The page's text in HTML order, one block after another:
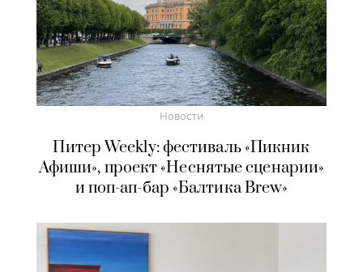
Новости
Питер Weekly: фестиваль «Пикник
Афиши», проект «Неснятые сценарии»
и поп-ап-бар «Балтика Brew»